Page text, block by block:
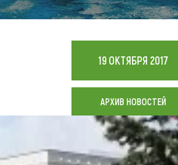
Мотели,
Блог
19 ОКТЯБРЯ 2017
АРХИВ НОВОСТЕЙ